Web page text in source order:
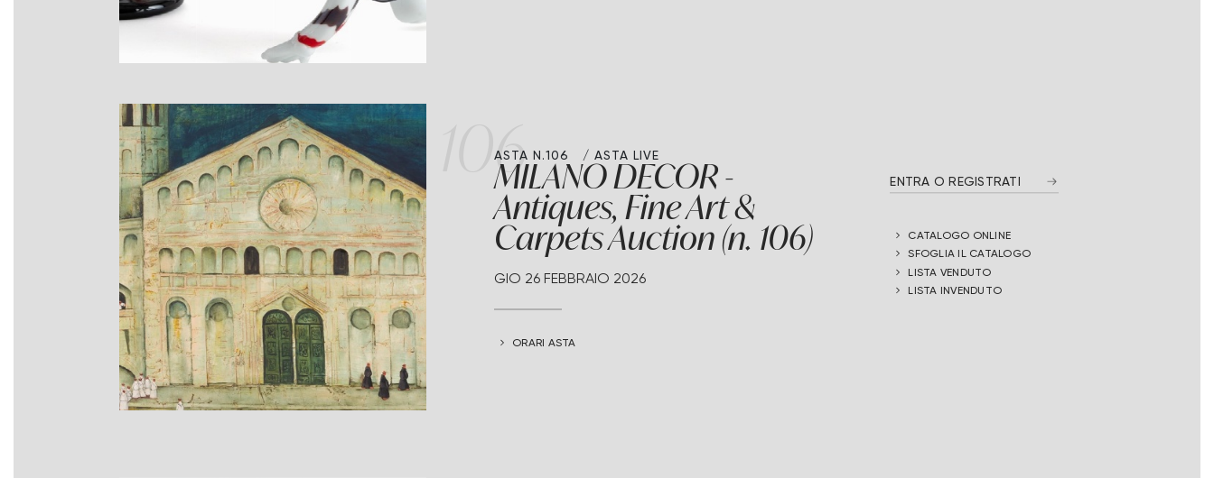
106
ASTA N.106 ASTA LIVE
MILANO DECOR -
Antiques, Fine Art &
Carpets Auction (n. 106)
GIO 26 FEBBRAIO 2026
ORARI ASTA
ENTRA O REGISTRATI
CATALOGO ONLINE
SFOGLIA IL CATALOGO
LISTA VENDUTO
LISTA INVENDUTO